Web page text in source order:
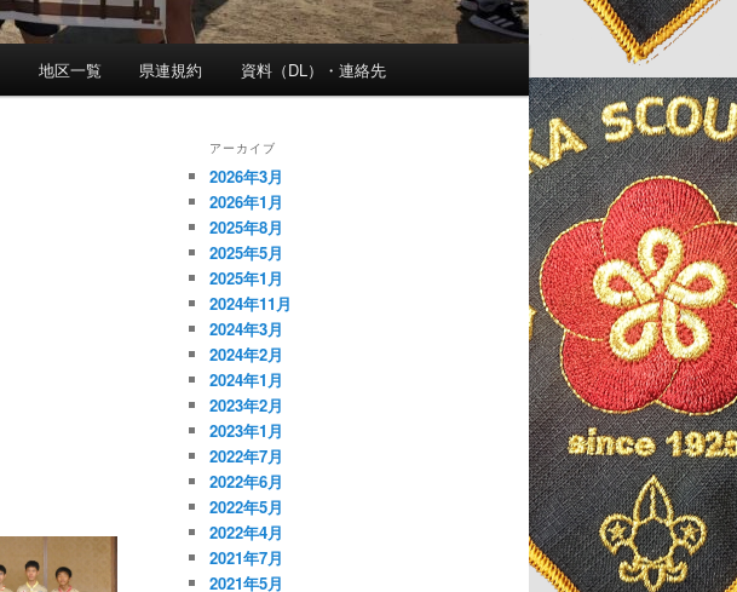
地区一覧 県連規約 資料（DL）・連絡先
アーカイブ
2026年3月
2026年1月
2025年8月
2025年5月
2025年1月
2024年11月
2024年3月
2024年2月
2024年1月
2023年2月
2023年1月
2022年7月
2022年6月
2022年5月
2022年4月
2021年7月
2021年5月